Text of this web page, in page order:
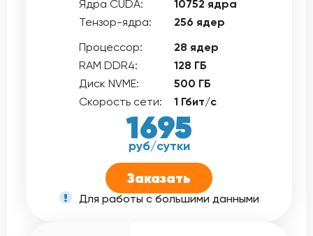
Ядра CUDA:
10752 ядра
Тензор-ядра:
256 ядер
Процессор:
28 ядер
RAM DDR4:
128 ГБ
Диск NVME:
500 ГБ
Скорость сети:
1 Гбит/с
1695
руб/сутки
Заказать
Для работы с большими данными